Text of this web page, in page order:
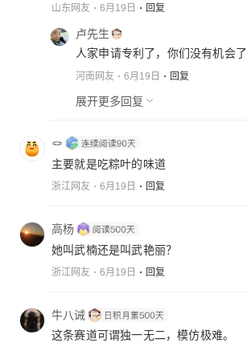
山东网友 6月19日 回复
卢先生
人家申请专利了，你们没有机会了
河南网友 6月19日 回复
展开更多回复
🪢
主要就是吃粽叶的味道
浙江网友 6月19日 回复
高杨
她叫武楠还是叫武艳丽？
浙江网友 6月19日 回复
牛八诫
这条赛道可谓独一无二，模仿极难。